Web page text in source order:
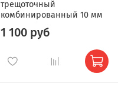
трещоточный
комбинированный 10 мм
1 100 руб